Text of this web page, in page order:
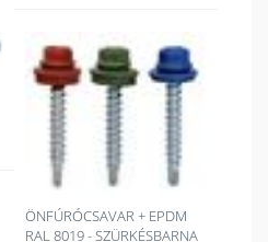
ÖNFÚRÓCSAVAR + EPDM
RAL 8019 - SZÜRKÉSBARNA